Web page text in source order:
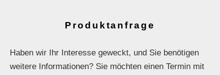
Produktanfrage
Haben wir Ihr Interesse geweckt, und Sie benötigen
weitere Informationen? Sie möchten einen Termin mit